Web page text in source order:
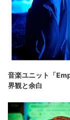
音楽ユニット「
界観と余白